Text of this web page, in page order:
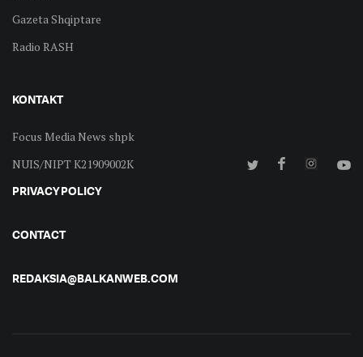
Gazeta Shqiptare
Radio RASH
KONTAKT
Focus Media News shpk
NUIS/NIPT K21909002K
PRIVACY POLICY
CONTACT
REDAKSIA@BALKANWEB.COM